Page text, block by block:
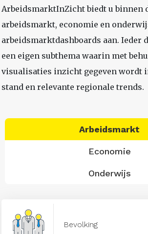
ArbeidsmarktInZicht biedt u binnen
arbeidsmarkt, economie en
arbeidsmarktdashboards aan. Ieder
een eigen subthema waarin met
visualisaties inzicht gegeven wordt
stand en relevante regionale trends.
Arbeidsmarkt
Economie
Onderwijs
Bevolking